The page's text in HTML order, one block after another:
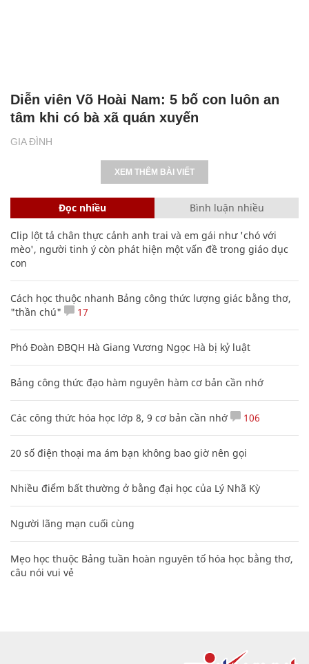
GIA ĐÌNH
Diễn viên Võ Hoài Nam: 5 bố con luôn an
tâm khi có bà xã quán xuyến
XEM THÊM BÀI VIẾT
Đọc nhiều Bình luận nhiều
Clip lột tả chân thực cảnh anh trai và em gái như 'chó với
mèo', người tinh ý còn phát hiện một vấn đề trong giáo dục
con
Cách học thuộc nhanh Bảng công thức lượng giác bằng thơ,
"thần chú"
17
Phó Đoàn ĐBQH Hà Giang Vương Ngọc Hà bị kỷ luật
Bảng công thức đạo hàm nguyên hàm cơ bản cần nhớ
Các công thức hóa học lớp 8, 9 cơ bản cần nhớ 106
20 số điện thoại ma ám bạn không bao giờ nên gọi
Nhiều điểm bất thường ở bằng đại học của Lý Nhã Kỳ
Người lãng mạn cuối cùng
Mẹo học thuộc Bảng tuần hoàn nguyên tố hóa học bằng thơ,
câu nói vui vẻ